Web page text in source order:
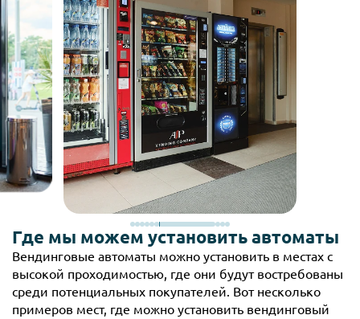
Где мы можем установить автоматы
Вендинговые автоматы можно установить в местах с
высокой проходимостью, где они будут востребованы
среди потенциальных покупателей. Вот несколько
примеров мест, где можно установить вендинговый